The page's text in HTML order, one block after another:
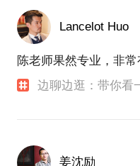
Lancelot Huo
陈老师果然专业，非常
边聊边逛：带你看
姜沈励